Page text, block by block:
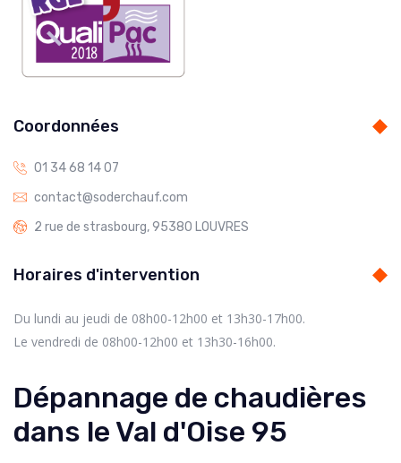
Coordonnées
01 34 68 14 07
contact@soderchauf.com
2 rue de strasbourg, 95380 LOUVRES
Horaires d'intervention
Du lundi au jeudi de 08h00-12h00 et 13h30-17h00.
Le vendredi de 08h00-12h00 et 13h30-16h00.
Dépannage de chaudières
dans le Val d'Oise 95